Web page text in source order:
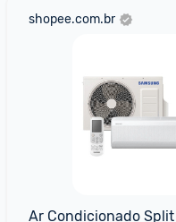
shopee.com.br
Ar Condicionado